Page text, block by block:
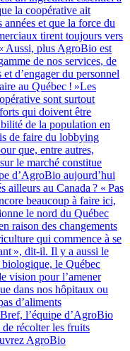
la coopérative ait
et que la force du
tirent toujours vers
Aussi, plus AgroBio est
de nos services, de
d’engager du personnel
au Québec ! »Les
sont surtout
qui doivent être
de la population en
de faire du lobbying
que, entre autres,
le marché constitue
d’AgroBio aujourd’hui
ailleurs au Canada ? « Pas
beaucoup à faire ici,
le nord du Québec
raison des changements
qui commence à se
», dit-il. Il y a aussi le
le Québec
vision pour l’amener
dans nos hôpitaux ou
d’aliments
l’équipe d’AgroBio
récolter les fruits
AgroBio